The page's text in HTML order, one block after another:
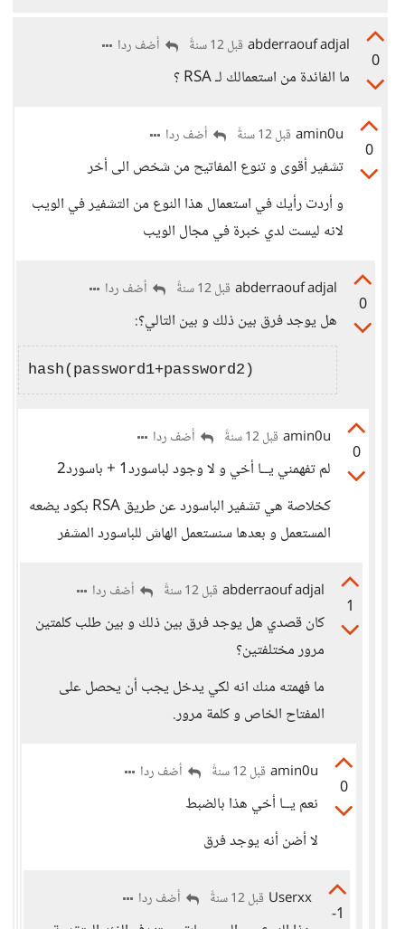
0
abderraouf adjal قبل 12 سنةً أضف ردا
ما الفائدة من استعمالك لـ RSA ؟
0
amin0u قبل 12 سنةً أضف ردا
تشفير أقوى و تنوع المفاتيح من شخص الى أخر
و أردت رأيك في استعمال هذا النوع من التشفير في الويب
لانه ليست لدي خبرة في مجال الويب
0
abderraouf adjal قبل 12 سنةً أضف ردا
هل يوجد فرق بين ذلك و بين التالي؟:
0
amin0u قبل 12 سنةً أضف ردا
لم تفهمني يــا أخي و لا وجود لباسورد1 + باسورد2
كخلاصة هي تشفير الباسورد عن طريق RSA بكود يضعه
المستعمل و بعدها سنستعمل الهاش للباسورد المشفر
1
abderraouf adjal قبل 12 سنةً أضف ردا
كان قصدي هل يوجد فرق بين ذلك و بين طلب كلمتين
مرور مختلفتين؟
ما فهمته منك انه لكي يدخل يجب أن يحصل على
المفتاح الخاص و كلمة مرور.
0
amin0u قبل 12 سنةً أضف ردا
نعم يــا أخي هذا بالضبط
لا أضن أنه يوجد فرق
-1
Userxx قبل 12 سنةً أضف ردا